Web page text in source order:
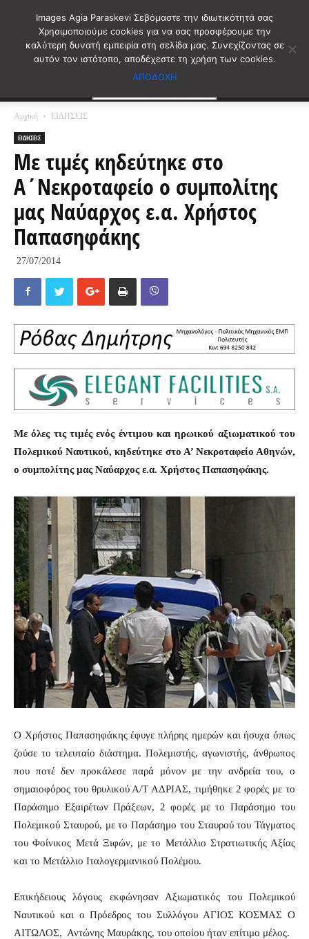
Αρχική ΕΙΔΗΣΕΙΣ
ΕΙΔΗΣΕΙΣ
Με τιμές κηδεύτηκε στο
Α΄Νεκροταφείο ο συμπολίτης
μας Ναύαρχος ε.α. Χρήστος
Παπασηφάκης
27/07/2014
Με όλες τις τιμές ενός έντιμου και ηρωικού αξιωματικού του
Πολεμικού Ναυτικού, κηδεύτηκε στο Α’ Νεκροταφείο Αθηνών,
ο συμπολίτης μας Ναύαρχος ε.α. Χρήστος Παπασηφάκης.
Ο Χρήστος Παπασηφάκης έφυγε πλήρης ημερών και ήσυχα όπως
ζούσε το τελευταίο διάστημα. Πολεμιστής, αγωνιστής, άνθρωπος
που ποτέ δεν προκάλεσε παρά μόνον με την ανδρεία του, ο
σημαιοφόρος του θρυλικού Α/Τ ΑΔΡΙΑΣ, τιμήθηκε 2 φορές με το
Παράσημο Εξαιρέτων Πράξεων, 2 φορές με το Παράσημο του
Πολεμικού Σταυρού, με το Παράσημο του Σταυρού του Τάγματος
του Φοίνικος Μετά Ξιφών, με το Μετάλλιο Στρατιωτικής Αξίας
και το Μετάλλιο Ιταλογερμανικού Πολέμου.
Επικήδειους λόγους εκφώνησαν Αξιωματικός του Πολεμικού
Ναυτικού και ο Πρόεδρος του Συλλόγου ΑΓΙΟΣ ΚΟΣΜΑΣ Ο
ΑΙΤΩΛΟΣ, Αντώνης Μαυράκης, του οποίου ήταν επίτιμο μέλος.
Images Agia Paraskevi Σεβόμαστε την ιδιωτικότητά σας
Χρησιμοποιούμε cookies για να σας προσφέρουμε την
καλύτερη δυνατή εμπειρία στη σελίδα μας. Συνεχίζοντας σε
αυτόν τον ιστότοπο, αποδέχεστε τη χρήση των cookies.
ΑΠΟΔΟΧΗ